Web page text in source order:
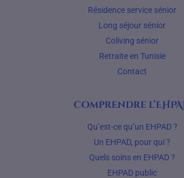
Résidence service sénior
Long séjour sénior
Coliving sénior
Retraite en Tunisie
Contact
Comprendre
Qu’est-ce qu’un EHPAD ?
Un EHPAD, pour qui ?
Quels soins en EHPAD ?
EHPAD public